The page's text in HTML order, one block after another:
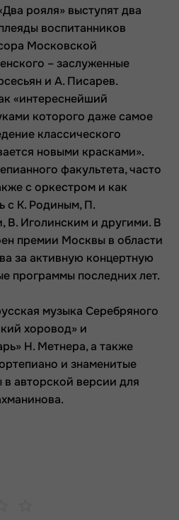
рояля» выступят два
воспитанников
Московской
– заслуженные
и А. Писарев.
«интереснейший
которого даже самое
классического
новыми красками».
факультета, часто
с оркестром и как
с К. Родиным, П.
В. Иголинским и другими. В
премии Москвы в области
за активную концертную
программы последних лет.
музыка Серебряного
хоровод» и
Н. Метнера, а также
и знаменитые
авторской версии для